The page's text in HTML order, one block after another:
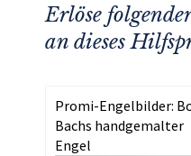
Erlöse
an dieses
Promi-Engelbilder:
Bachs handgemalter
Engel